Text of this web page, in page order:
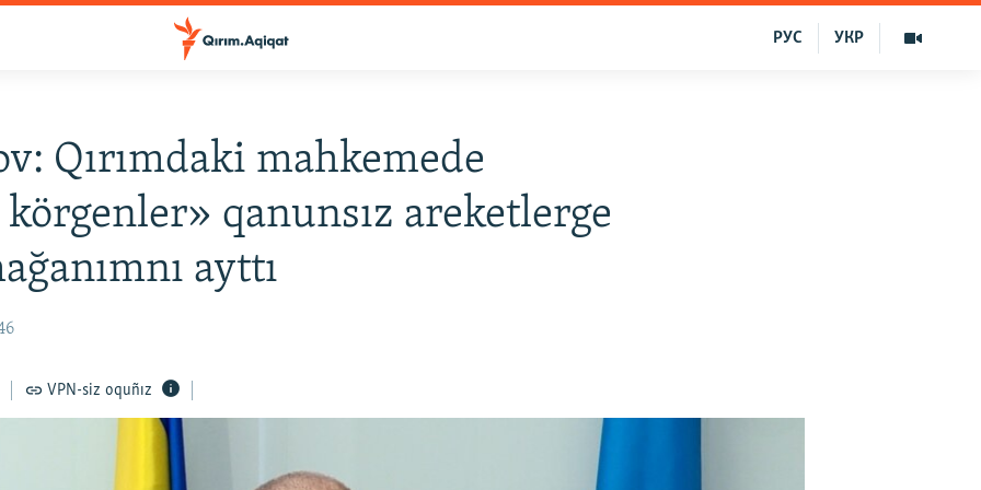
УКР
РУС
Qırımdaki mahkemede
qanunsız areketlerge
ayttı
VPN-siz oquñız